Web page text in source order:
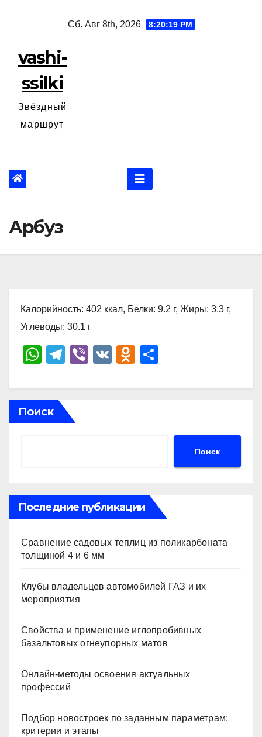
Сб. Авг 8th, 2026 8:20:20 PM
vashi-
ssilki
Звёздный
маршрут
Арбуз
Калорийность: 402 ккал, Белки: 9.2 г, Жиры: 3.3 г,
Углеводы: 30.1 г
W
at
s
A
T
e
gr
a
Vi
er
V
O
n
ki
р
ть
Поиск
Поиск
Последние публикации
Сравнение садовых теплиц из поликарбоната
толщиной 4 и 6 мм
Клубы владельцев автомобилей ГАЗ и их
мероприятия
Свойства и применение иглопробивных
базальтовых огнеупорных матов
Онлайн-методы освоения актуальных
профессий
Подбор новостроек по заданным параметрам:
критерии и этапы